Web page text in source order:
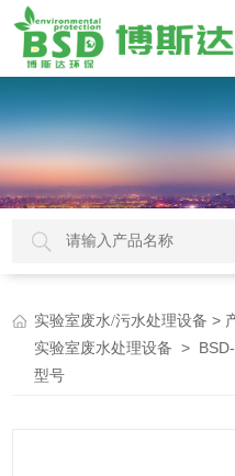
实验室废水/污水处理设备 >
实验室废水处理设备 >
型号